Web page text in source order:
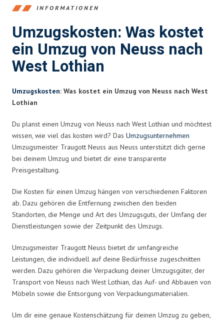
INFORMATIONEN
Umzugskosten: Was kostet
ein Umzug von Neuss nach
West Lothian
Umzugskosten: Was kostet ein Umzug von Neuss nach West
Lothian
Du planst einen Umzug von Neuss nach West Lothian und möchtest
wissen, wie viel das kosten wird? Das Umzugsunternehmen
Umzugsmeister Traugott Neuss aus Neuss unterstützt dich gerne
bei deinem Umzug und bietet dir eine transparente
Preisgestaltung.
Die Kosten für einen Umzug hängen von verschiedenen Faktoren
ab. Dazu gehören die Entfernung zwischen den beiden
Standorten, die Menge und Art des Umzugsguts, der Umfang der
Dienstleistungen sowie der Zeitpunkt des Umzugs.
Umzugsmeister Traugott Neuss bietet dir umfangreiche
Leistungen, die individuell auf deine Bedürfnisse zugeschnitten
werden. Dazu gehören die Verpackung deiner Umzugsgüter, der
Transport von Neuss nach West Lothian, das Auf- und Abbauen von
Möbeln sowie die Entsorgung von Verpackungsmaterialien.
Um dir eine genaue Kostenschätzung für deinen Umzug zu geben,